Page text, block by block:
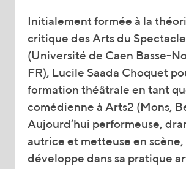
Initialement formée à la
critique des Arts du Spectacle
(Université de Caen Basse-
FR), Lucile Saada Choquet
formation théâtrale en tant
comédienne à Arts2 (Mons,
Aujourd’hui performeuse,
autrice et metteuse en scène,
développe dans sa pratique